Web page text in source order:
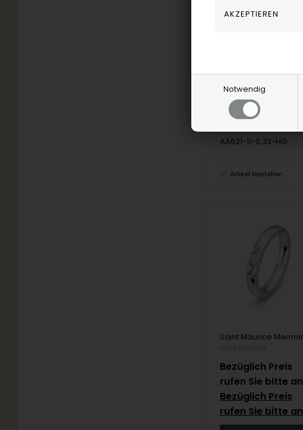
Notwendig
Aagaard
2.160,00 EUR
AA621-11-0,33-HG
Artikel bestellen
Bezüglich Preis
rufen Sie bitte an
Bezüglich Preis
rufen Sie bitte an